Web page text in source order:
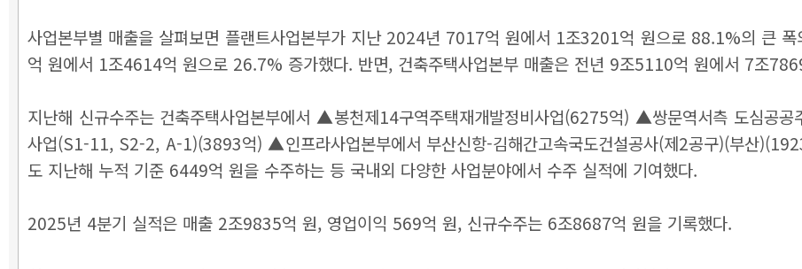
사업본부별 매출을 살펴보면 플랜트사업본부가 지난 2024년 7017억 원에서 1조3201억 원으로 88.1%의 큰
억 원에서 1조4614억 원으로 26.7% 증가했다. 반면, 건축주택사업본부 매출은 전년 9조5110억 원에서 7조
지난해 신규수주는 건축주택사업본부에서 ▲봉천제14구역주택재개발정비사업(6275억) ▲쌍문역서측 도심공
사업(S1-11, S2-2, A-1)(3893억) ▲인프라사업본부에서 부산신항-김해간고속국도건설공사(제2공구)(부산
도 지난해 누적 기준 6449억 원을 수주하는 등 국내외 다양한 사업분야에서 수주 실적에 기여했다.
2025년 4분기 실적은 매출 2조9835억 원, 영업이익 569억 원, 신규수주는 6조8687억 원을 기록했다.